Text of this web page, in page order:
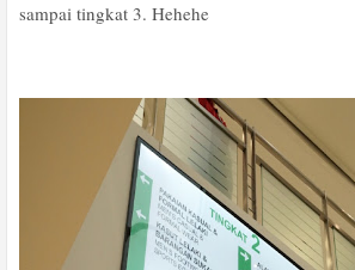
sampai tingkat 3. Hehehe